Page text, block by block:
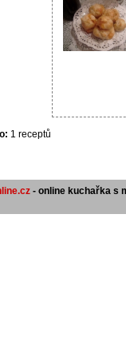
1 receptů
- online kuchařka s